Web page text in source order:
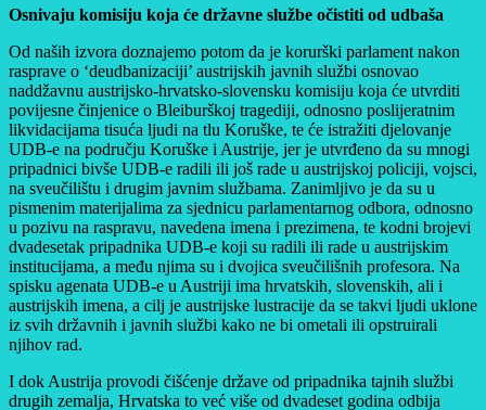
Osnivaju komisiju koja će državne službe očistiti od udbaša
Od naših izvora doznajemo potom da je korurški parlament nakon
rasprave o ‘deudbanizaciji’ austrijskih javnih službi osnovao
naddžavnu austrijsko-hrvatsko-slovensku komisiju koja će utvrditi
povijesne činjenice o Bleiburškoj tragediji, odnosno poslijeratnim
likvidacijama tisuća ljudi na tlu Koruške, te će istražiti djelovanje
UDB-e na području Koruške i Austrije, jer je utvrđeno da su mnogi
pripadnici bivše UDB-e radili ili još rade u austrijskoj policiji, vojsci,
na sveučilištu i drugim javnim službama. Zanimljivo je da su u
pismenim materijalima za sjednicu parlamentarnog odbora, odnosno
u pozivu na raspravu, navedena imena i prezimena, te kodni brojevi
dvadesetak pripadnika UDB-e koji su radili ili rade u austrijskim
institucijama, a među njima su i dvojica sveučilišnih profesora. Na
spisku agenata UDB-e u Austriji ima hrvatskih, slovenskih, ali i
austrijskih imena, a cilj je austrijske lustracije da se takvi ljudi uklone
iz svih državnih i javnih službi kako ne bi ometali ili opstruirali
njihov rad.
I dok Austrija provodi čišćenje države od pripadnika tajnih službi
drugih zemalja, Hrvatska to već više od dvadeset godina odbija